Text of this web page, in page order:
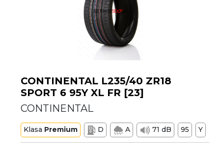
CONTINENTAL L235/40 ZR18
SPORT 6 95Y XL FR [23]
CONTINENTAL
Klasa Premium D A 71 dB 95 Y